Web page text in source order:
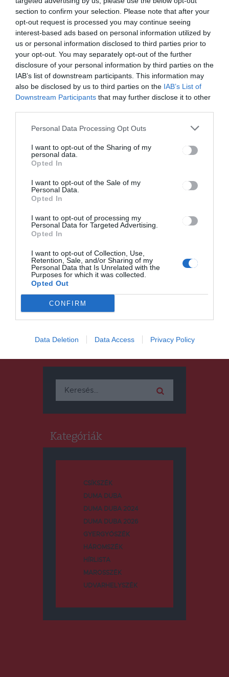
section to confirm your selection. Please note that after your
opt-out request is processed you may continue seeing
interest-based ads based on personal information utilized by
us or personal information disclosed to third parties prior to
your opt-out. You may separately opt-out of the further
disclosure of your personal information by third parties on the
IAB’s list of downstream participants. This information may
also be disclosed by us to third parties on the IAB’s List of
Downstream Participants that may further disclose it to other
Personal Data Processing Opt Outs
I want to opt-out of the Sharing of my
personal data.
Opted In
I want to opt-out of the Sale of my
Personal Data.
Opted In
I want to opt-out of processing my
Personal Data for Targeted Advertising.
Opted In
I want to opt-out of Collection, Use,
Retention, Sale, and/or Sharing of my
Personal Data that Is Unrelated with the
Purposes for which it was collected.
Opted Out
CONFIRM
Data Deletion Data Access Privacy Policy
egy
szentegyház
i férfi ellen
éki szenátor
Ez is érdekelheti
Fogynak a vakcinák, de nem
eléggé
HÍRLISTA
köztársasági elnököt
Keresés:
Kategóriák
CSÍKSZÉK
DUMA DUBA
DUMA DUBA 2024
DUMA DUBA 2026
GYERGYÓSZÉK
HÁROMSZÉK
HÍRLISTA
MAROSSZÉK
UDVARHELYSZÉK